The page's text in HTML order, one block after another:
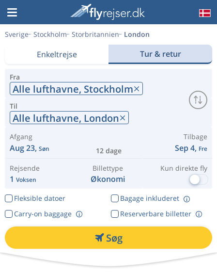
Sverige Stockholm Storbritannien London
Enkeltrejse Tur & retur
Fra
Alle lufthavne, Stockholm
Til
Alle lufthavne, London
Afgang
Aug 23, Søn 12 dage
Tilbage
Sep 4, Fre
Rejsende
1 Voksen
Billettype
Økonomi
Kun direkte fly
Fleksible datoer
Bagage inkluderet
Reserverbare billetter
Carry-on baggage
Søg